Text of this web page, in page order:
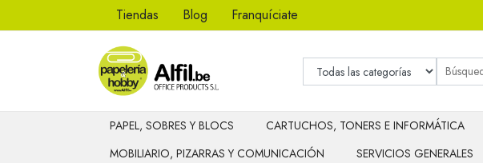
Tiendas Blog Franquíciate
PAPEL, SOBRES Y BLOCS CARTUCHOS, TONERS E INFORMÁTICA
MOBILIARIO, PIZARRAS Y COMUNICACIÓN
SERVICIOS GENERALES